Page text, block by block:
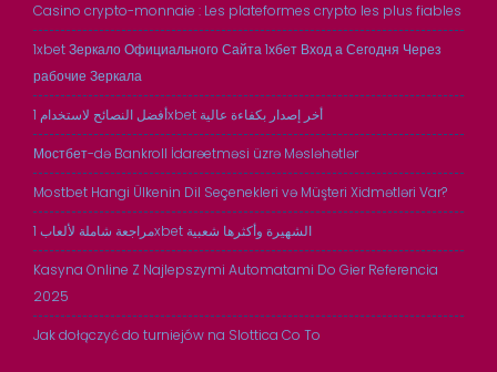
Casino crypto-monnaie : Les plateformes crypto les plus fiables
1xbet Зеркало Официального Сайта 1хбет Вход а Сегодня Через
рабочие Зеркала
أفضل النصائح لاستخدام 1xbet أخر إصدار بكفاءة عالية
Мостбет-də Bankroll İdarəetməsi üzrə Məsləhətlər
Mostbet Hangi Ülkenin Dil Seçenekleri və Müşteri Xidmətləri Var?
مراجعة شاملة لألعاب 1xbet الشهيرة وأكثرها شعبية
Kasyna Online Z Najlepszymi Automatami Do Gier Referencia
2025
Jak dołączyć do turniejów na Slottica Co To